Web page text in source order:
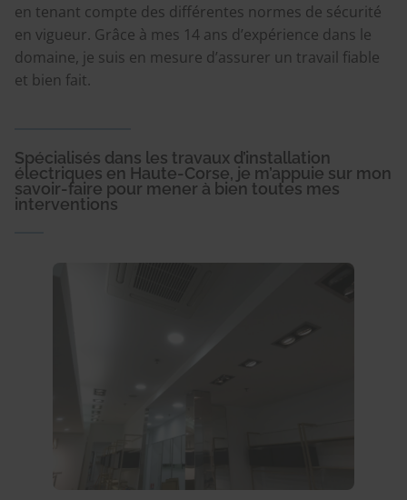
en tenant compte des différentes normes de sécurité
en vigueur. Grâce à mes 14 ans d’expérience dans le
domaine, je suis en mesure d’assurer un travail fiable
et bien fait.
Spécialisés dans les travaux d’installation
électriques en Haute-Corse, je m’appuie sur mon
savoir-faire pour mener à bien toutes mes
interventions